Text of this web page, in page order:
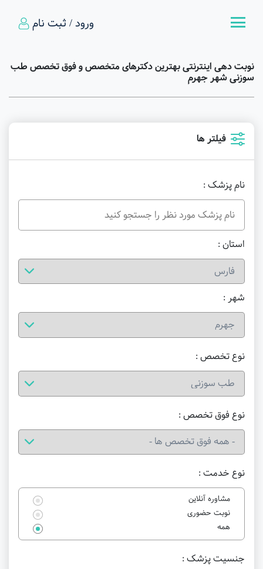
ورود / ثبت نام
نوبت دهی اینترنتی بهترین دکترهای متخصص و فوق تخصص طب
سوزنی شهر جهرم
فیلتر ها
نام پزشک :
استان :
شهر :
نوع خدمت :
مشاوره آنلاین
نوبت حضوری
همه
نوع تخصص :
نوع فوق تخصص :
جنسیت پزشک :